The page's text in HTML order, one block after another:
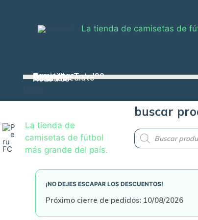
La tienda de camisetas de
Camisetas
Zapatillas Total90
Casacas
Pelotas
Conjuntos
Envío inmediato
Medallas
Nosotros
La tienda de
camisetas de fútbol
más grande del país.
buscar
Products
search
¡NO DEJES ESCAPAR LOS DESCUENTOS!
Próximo cierre de pedidos: 10/08/2026